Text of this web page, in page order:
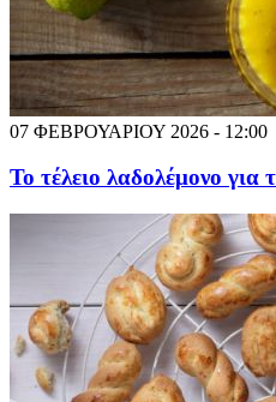
07 ΦΕΒΡΟΥΑΡΙΟΥ 2026 - 12:00
Το τέλειο λαδολέμονο για